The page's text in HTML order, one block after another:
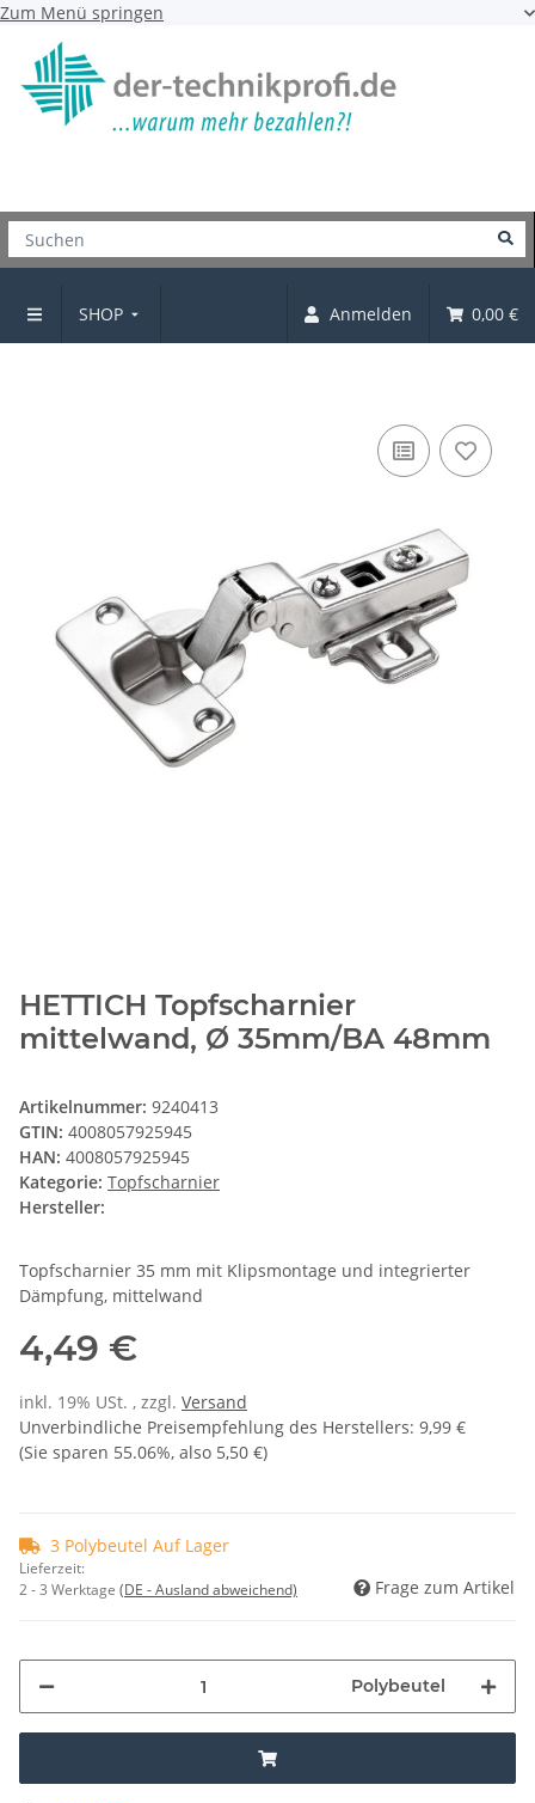
Zum Menü springen
SHOP Anmelden 0,00 €
Topfscharnier
HETTICH Topfscharnier
mittelwand, Ø 35mm/BA 48mm
Artikelnummer: 9240413
GTIN: 4008057925945
HAN: 4008057925945
Kategorie: Topfscharnier
Hersteller:
Topfscharnier 35 mm mit Klipsmontage und integrierter
Dämpfung, mittelwand
4,49 €
inkl. 19% USt. , zzgl. Versand
Unverbindliche Preisempfehlung des Herstellers: 9,99 €
(Sie sparen 55.06%, also 5,50 €)
3 Polybeutel Auf Lager
Lieferzeit:
2 - 3 Werktage (DE - Ausland abweichend) Frage zum Artikel
Polybeutel